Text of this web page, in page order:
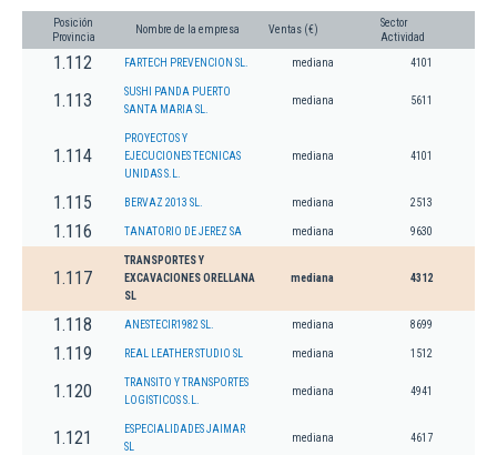
Posición
Provincia
Nombre de la empresa Ventas (€)
Sector
Actividad
1.112 FARTECH PREVENCION SL. mediana 4101
1.113
SUSHI PANDA PUERTO
SANTA MARIA SL.
mediana 5611
1.114
PROYECTOS Y
EJECUCIONES TECNICAS
UNIDAS S.L.
mediana 4101
1.115 BERVAZ 2013 SL. mediana 2513
1.116 TANATORIO DE JEREZ SA mediana 9630
1.117
TRANSPORTES Y
EXCAVACIONES ORELLANA
SL
mediana 4312
1.118 ANESTECIR1982 SL. mediana 8699
1.119 REAL LEATHER STUDIO SL mediana 1512
1.120
TRANSITO Y TRANSPORTES
LOGISTICOS S.L.
mediana 4941
1.121
ESPECIALIDADES JAIMAR
SL
mediana 4617